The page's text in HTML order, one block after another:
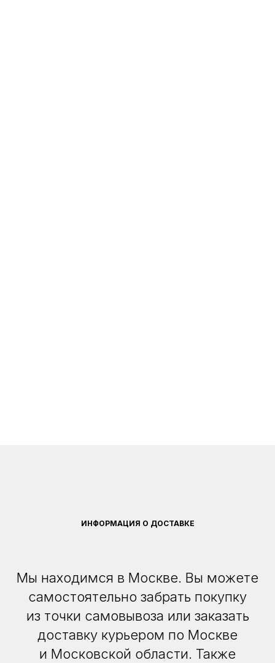
ИНФОРМАЦИЯ О ДОСТАВКЕ
Мы находимся в Москве. Вы можете
самостоятельно забрать покупку
из точки самовывоза или заказать
доставку курьером по Москве
и Московской области. Также